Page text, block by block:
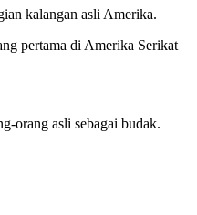
kalangan asli Amerika.
pertama di Amerika Serikat
orang asli sebagai budak.